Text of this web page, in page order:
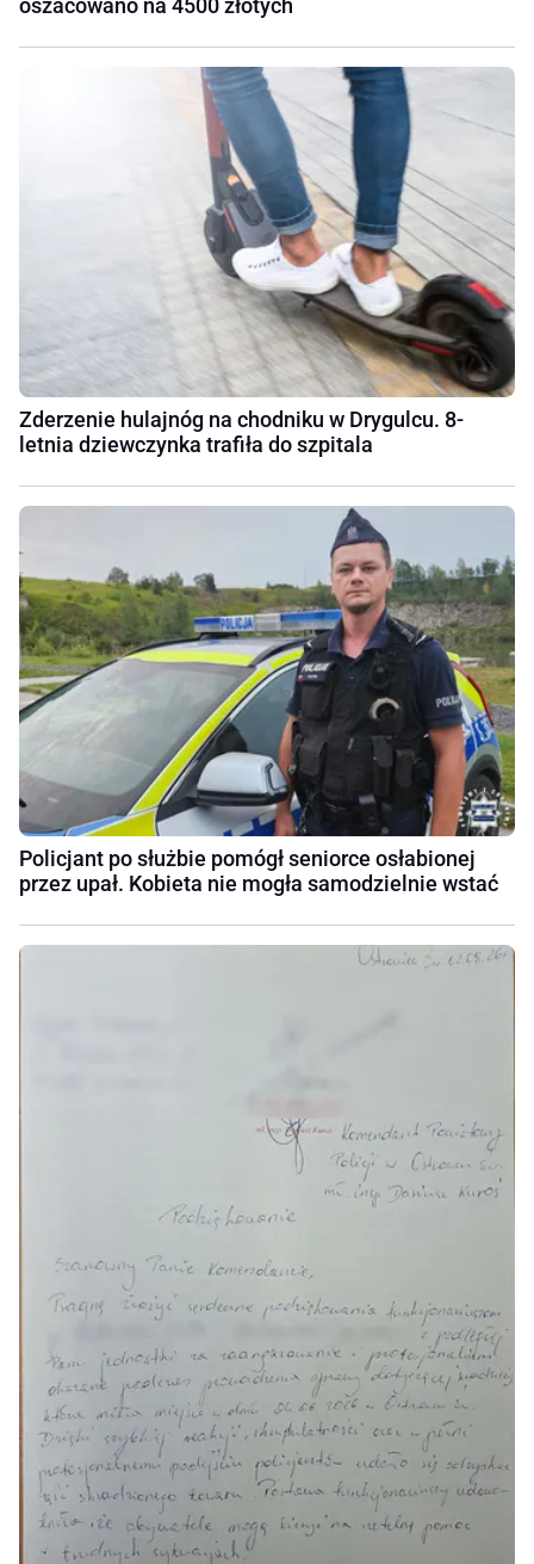
Zderzenie hulajnóg na chodniku w Drygulcu. 8-
letnia dziewczynka trafiła do szpitala
Policjant po służbie pomógł seniorce osłabionej
przez upał. Kobieta nie mogła samodzielnie wstać